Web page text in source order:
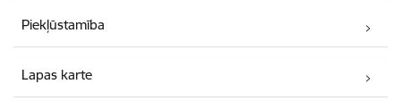
Piekļūstamība
Lapas karte